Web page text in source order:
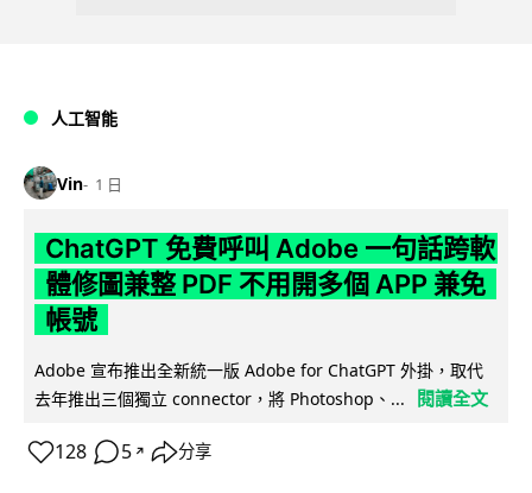
人工智能
Vin 1 日
ChatGPT 免費呼叫 Adobe 一句話跨軟
體修圖兼整 PDF 不用開多個 APP 兼免
帳號
Adobe 宣布推出全新統一版 Adobe for ChatGPT 外掛，取代
去年推出三個獨立 connector，將 Photoshop、...
閱讀全文
128 5 ↗ 分享